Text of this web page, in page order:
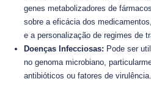
genes metabolizadores de
sobre a eficácia dos
e a personalização de regimes de
Doenças Infecciosas: Pode ser
no genoma microbiano,
antibióticos ou fatores de virulência.